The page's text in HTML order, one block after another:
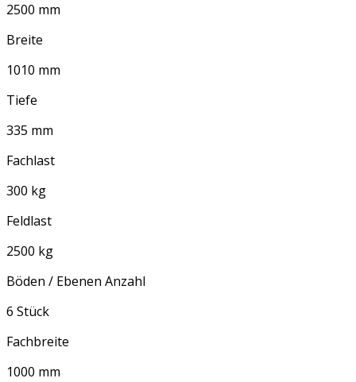
2500 mm
Breite
1010 mm
Tiefe
335 mm
Fachlast
300 kg
Feldlast
2500 kg
Böden / Ebenen Anzahl
6 Stück
Fachbreite
1000 mm